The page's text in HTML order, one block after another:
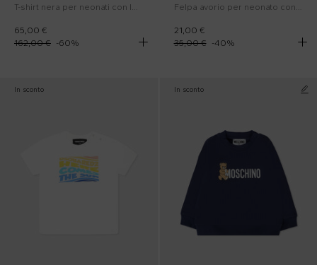
T-shirt nera per neonati con logo
65,00 €
162,00 € -60%
Felpa avorio per neonato con logo e scritta
21,00 €
35,00 €
-40%
In sconto In sconto